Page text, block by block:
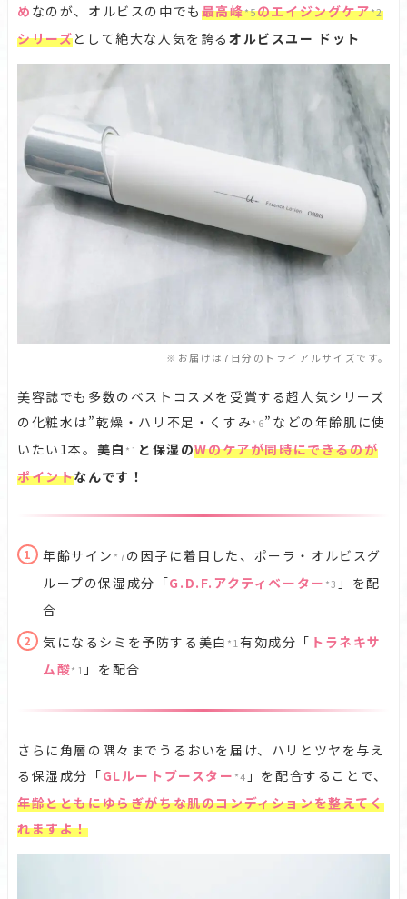
め なのが、オルビスの中でも 最高峰*5のエイジングケア*2
シリーズとして絶大な人気を誇るオルビスユー ドット
※お届けは7日分のトライアルサイズです。
美容誌でも多数のベストコスメを受賞する超人気シリーズ
の化粧水は”乾燥・ハリ不足・くすみ*6”などの年齢肌に使
いたい1本。 美白 *1 と保湿のWのケアが同時にできるのが
ポイントなんです！
年齢サイン *7の因子に着目した、ポーラ・オルビスグ
ループの保湿成分「G.D.F.アクティベーター *3 」を配
合
気になるシミを予防する美白 *1有効成分「 トラネキサ
ム酸*1 」を配合
さらに角層の隅々までうるおいを届け、ハリとツヤを与え
る保湿成分「GLルートブースター *4 」を配合することで、
年齢とともにゆらぎがちな肌のコンディションを整えてく
れますよ！